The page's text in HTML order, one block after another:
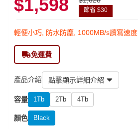
$1,598 節省 $30
輕便小巧, 防水防塵, 1000MB/s讀寫速度
免運費
產品介紹 點擊顯示詳細介紹
容量 1Tb 2Tb 4Tb
顏色 Black